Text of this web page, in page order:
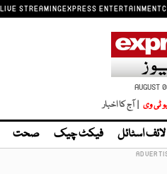
LIVE STREAMINGEXPRESS ENTERTAINMENT
AUGUST
ٹی وی | آج کا اخبار
لائف اسٹائل فیکٹ چیک صحت